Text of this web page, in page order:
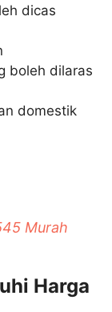
dicas
boleh dilaras
domestik
Murah
Harga